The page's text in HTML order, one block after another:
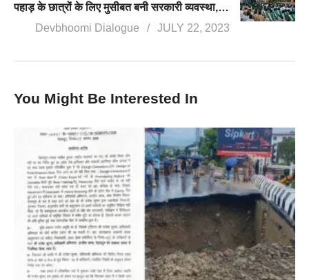
पहाड़ के छात्रों के लिए मुसीबत बनी सरकारी व्यवस्था, संस्कृत के छात्रों को अटल स्कूलों में नहीं मिल रहा प्रवेश
Devbhoomi Dialogue
JULY 22, 2023
You Might Be Interested In